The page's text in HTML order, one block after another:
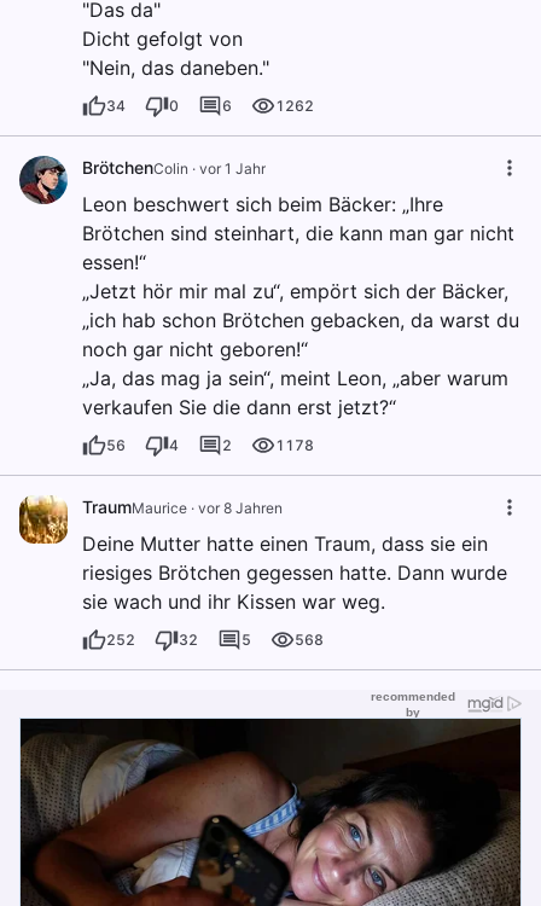
"Das da"
Dicht gefolgt von
"Nein, das daneben."
34 0 6 1262
BrötchenColin · vor 1 Jahr
Leon beschwert sich beim Bäcker: „Ihre
Brötchen sind steinhart, die kann man gar nicht
essen!“
„Jetzt hör mir mal zu“, empört sich der Bäcker,
„ich hab schon Brötchen gebacken, da warst du
noch gar nicht geboren!“
„Ja, das mag ja sein“, meint Leon, „aber warum
verkaufen Sie die dann erst jetzt?“
56 4 2 1178
TraumMaurice · vor 8 Jahren
Deine Mutter hatte einen Traum, dass sie ein
riesiges Brötchen gegessen hatte. Dann wurde
sie wach und ihr Kissen war weg.
252 32 5 568